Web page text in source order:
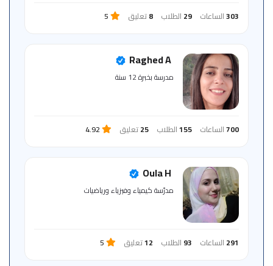
303الساعات 29 الطلاب 8تعليق 5
Raghed A
مدرسة بخبرة 12 سنة
700الساعات 155الطلاب 25تعليق 4.92
Oula H
مدرّسة كيمياء وفيزياء ورياضيات
291 الساعات 93 الطلاب 12تعليق 5